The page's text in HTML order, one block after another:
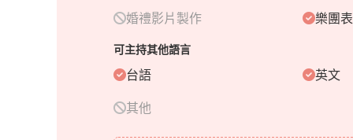
以及想傳達給每對
即將走入婚禮殿堂的你們
希望能透過我們的主持及歌聲
將所有喜樂及幸福帶給你們❤️
婚禮影片製作 樂團
可主持其他語言
台語 英文
其他